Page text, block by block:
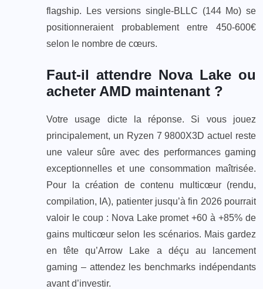
flagship. Les versions single-BLLC (144 Mo) se
positionneraient probablement entre 450-600€
selon le nombre de cœurs.
Faut-il attendre Nova Lake ou
acheter AMD maintenant ?
Votre usage dicte la réponse. Si vous jouez
principalement, un Ryzen 7 9800X3D actuel reste
une valeur sûre avec des performances gaming
exceptionnelles et une consommation maîtrisée.
Pour la création de contenu multicœur (rendu,
compilation, IA), patienter jusqu’à fin 2026 pourrait
valoir le coup : Nova Lake promet +60 à +85% de
gains multicœur selon les scénarios. Mais gardez
en tête qu’Arrow Lake a déçu au lancement
gaming – attendez les benchmarks indépendants
avant d’investir.